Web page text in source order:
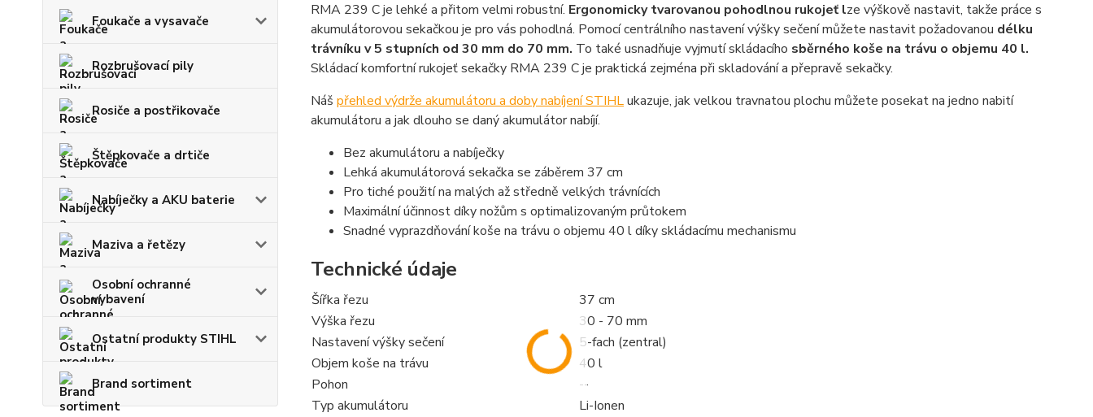
Foukače a vysavače
Rozbrušovací pily
Rosiče a postřikovače
Štěpkovače a drtiče
Nabíječky a AKU baterie
Maziva a řetězy
Osobní ochranné
vybavení
Ostatní produkty STIHL
Brand sortiment
RMA 239 C je lehké a přitom velmi robustní. Ergonomicky tvarovanou pohodlnou rukojeť lze výškově nastavit, takže práce s
akumulátorovou sekačkou je pro vás pohodlná. Pomocí centrálního nastavení výšky sečení můžete nastavit požadovanou délku
trávníku v 5 stupních od 30 mm do 70 mm. To také usnadňuje vyjmutí skládacího sběrného koše na trávu o objemu 40 l.
Skládací komfortní rukojeť sekačky RMA 239 C je praktická zejména při skladování a přepravě sekačky.
Náš přehled výdrže akumulátoru a doby nabíjení STIHLukazuje, jak velkou travnatou plochu můžete posekat na jedno nabití
akumulátoru a jak dlouho se daný akumulátor nabíjí.
Bez akumulátoru a nabíječky
Lehká akumulátorová sekačka se záběrem 37 cm
Pro tiché použití na malých až středně velkých trávnících
Maximální účinnost díky nožům s optimalizovaným průtokem
Snadné vyprazdňování koše na trávu o objemu 40 l díky skládacímu mechanismu
Technické údaje
Šířka řezu
37 cm
Výška řezu
30 - 70 mm
Nastavení výšky sečení
5-fach (zentral)
Objem koše na trávu
40 l
Pohon
--
Typ akumulátoru
Li-Ionen